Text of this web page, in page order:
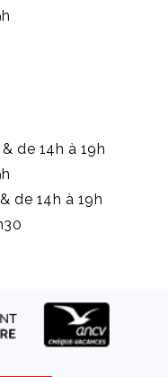
de 14h à 19h
de 14h à 19h